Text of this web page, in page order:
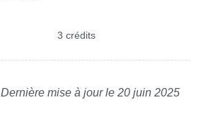
3 crédits
Dernière mise à jour le 20 juin 2025